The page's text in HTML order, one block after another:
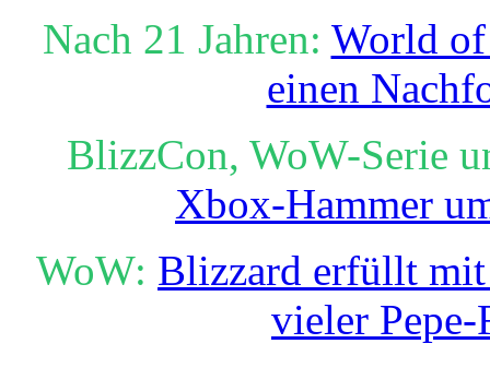
Nach 21 Jahren: World
einen
BlizzCon, WoW-Serie
Xbox-Hammer
WoW: Blizzard erfüllt mit
vieler Pepe-